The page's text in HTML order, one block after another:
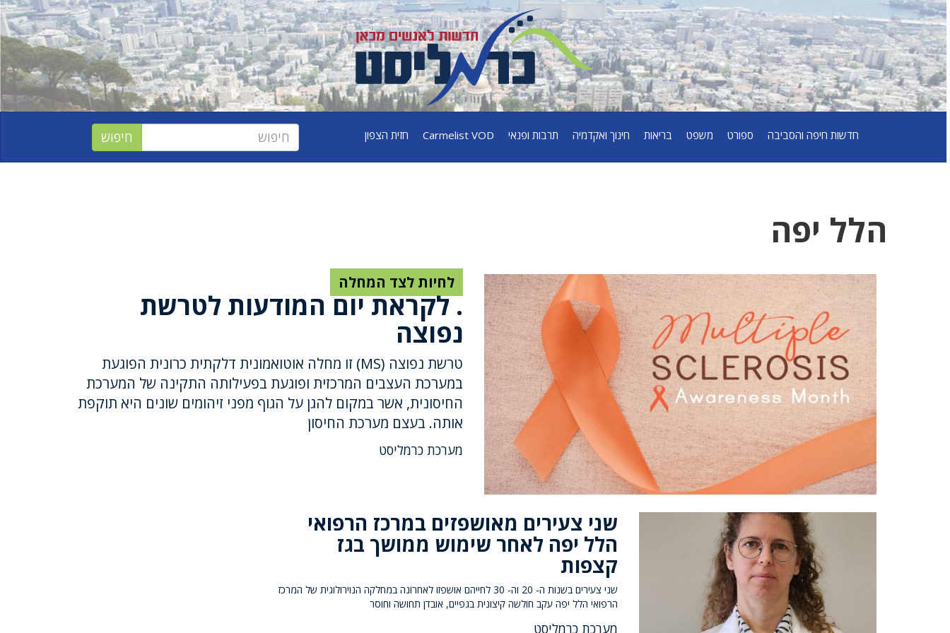
חדשות חיפה והסביבה ספורט משפט בריאות חינוך ואקדמיה תרבות ופנאי Carmelist VOD חזית הצפון
הלל יפה
לחיות לצד המחלה
. לקראת יום המודעות לטרשת
נפוצה
טרשת נפוצה (MS) זו מחלה אוטואמונית דלקתית כרונית הפוגעת
במערכת העצבים המרכזית ופוגעת בפעילותה התקינה של המערכת
החיסונית, אשר במקום להגן על הגוף מפני זיהומים שונים היא תוקפת
אותה. בעצם מערכת החיסון
מערכת כרמליסט
שני צעירים מאושפזים במרכז הרפואי
הלל יפה לאחר שימוש ממושך בגז
קצפות
שני צעירים בשנות ה- 20 וה- 30 לחייהם אושפזו לאחרונה במחלקה הנוירולוגית של המרכז
הרפואי הלל יפה עקב חולשה קיצונית בגפיים, אובדן תחושה וחוסר
מערכת כרמליסט